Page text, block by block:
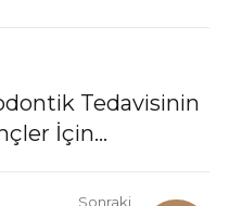
Tedavisinin
İçin
Sonraki